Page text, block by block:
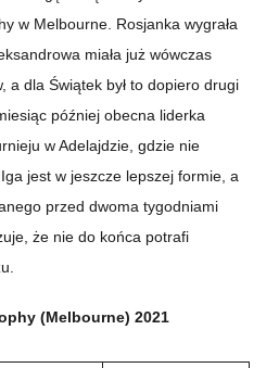
w Melbourne. Rosjanka wygrała
miała już wówczas
a dla Świątek był to dopiero drugi
później obecna liderka
w Adelajdzie, gdzie nie
jest w jeszcze lepszej formie, a
przed dwoma tygodniami
że nie do końca potrafi
(Melbourne) 2021